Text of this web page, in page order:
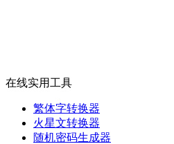
在线实用工具
繁体字转换器
火星文转换器
随机密码生成器